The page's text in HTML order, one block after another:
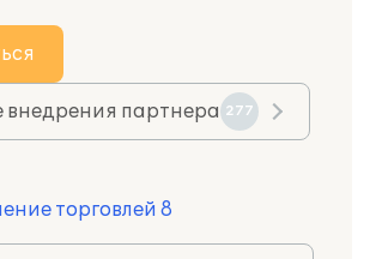
внедрения партнера 277
торговлей 8